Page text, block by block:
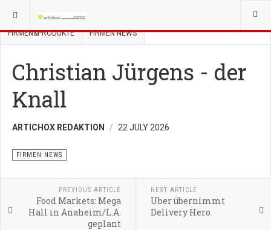
YOU ARE HERE:
FIRMEN&PRODUKTE FIRMEN NEWS
Christian Jürgens - der
Knall
ARTICHOX REDAKTION 22 JULY 2026
FIRMEN NEWS
PREVIOUS ARTICLE
Food Markets: Mega
Hall in Anaheim/L.A.
geplant
NEXT ARTICLE
Uber übernimmt
Delivery Hero